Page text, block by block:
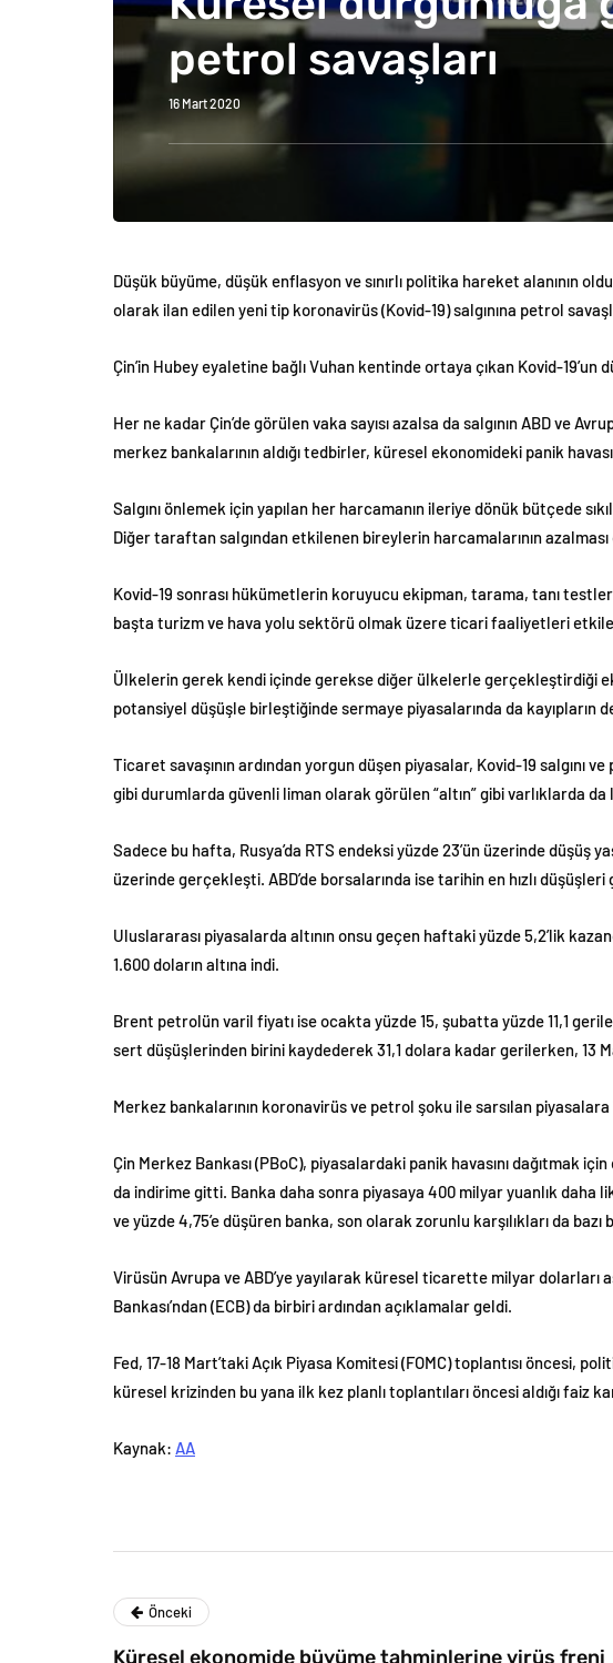
petrol savaşları
16 Mart 2020
Düşük büyüme, düşük enflasyon ve sınırlı politika hareket alanının
olarak ilan edilen yeni tip koronavirüs (Kovid-19) salgınına petrol
Çin’in Hubey eyaletine bağlı Vuhan kentinde ortaya çıkan Kovid-19’un
Her ne kadar Çin’de görülen vaka sayısı azalsa da salgının ABD ve
merkez bankalarının aldığı tedbirler, küresel ekonomideki panik
Salgını önlemek için yapılan her harcamanın ileriye dönük bütçede
Diğer taraftan salgından etkilenen bireylerin harcamalarının
Kovid-19 sonrası hükümetlerin koruyucu ekipman, tarama, tanı
başta turizm ve hava yolu sektörü olmak üzere ticari faaliyetleri
Ülkelerin gerek kendi içinde gerekse diğer ülkelerle gerçekleştirdiği
potansiyel düşüşle birleştiğinde sermaye piyasalarında da kayıpların
Ticaret savaşının ardından yorgun düşen piyasalar, Kovid-19
gibi durumlarda güvenli liman olarak görülen “altın” gibi varlıklarda
Sadece bu hafta, Rusya’da RTS endeksi yüzde 23’ün üzerinde düşüş
üzerinde gerçekleşti. ABD’de borsalarında ise tarihin en hızlı
Uluslararası piyasalarda altının onsu geçen haftaki yüzde 5,2’lik
1.600 doların altına indi.
Brent petrolün varil fiyatı ise ocakta yüzde 15, şubatta yüzde 11,1
sert düşüşlerinden birini kaydederek 31,1 dolara kadar gerilerken, 13
Merkez bankalarının koronavirüs ve petrol şoku ile sarsılan
Çin Merkez Bankası (PBoC), piyasalardaki panik havasını dağıtmak
da indirime gitti. Banka daha sonra piyasaya 400 milyar yuanlık daha
ve yüzde 4,75’e düşüren banka, son olarak zorunlu karşılıkları da
Virüsün Avrupa ve ABD’ye yayılarak küresel ticarette milyar dolarları
Bankası’ndan (ECB) da birbiri ardından açıklamalar geldi.
Fed, 17-18 Mart’taki Açık Piyasa Komitesi (FOMC) toplantısı öncesi,
küresel krizinden bu yana ilk kez planlı toplantıları öncesi aldığı faiz
Kaynak: AA
Önceki
Küresel ekonomide büyüme tahminlerine virüs freni